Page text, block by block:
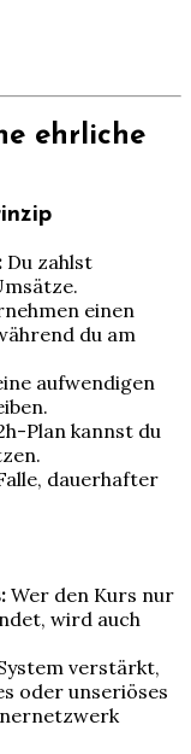
ehrliche
Du zahlst
einen
du am
aufwendigen
Plan kannst du
dauerhafter
Wer den Kurs nur
wird auch
verstärkt,
oder unseriöses